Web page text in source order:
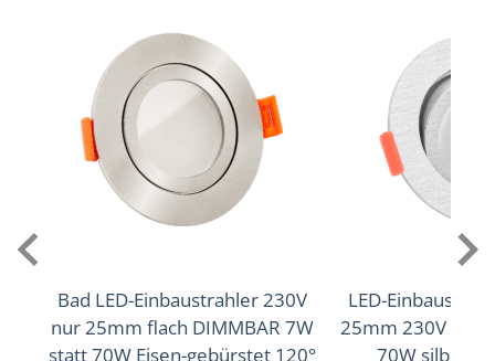
120° Milchglas
Lichtstrom (Lumen)
Lichtfarbtemperatur (K)
2700–5700K RGB+CCT (Freie Farbwahl)
Farbwiedergabe (CRI / Ra)
98 (Vollspektrum)
Bad LED-Einbaustrahler 230V
nur 25mm flach DIMMBAR 7W
statt 70W Eisen-gebürstet 120°
LED-
25mm 230V
70W silber-